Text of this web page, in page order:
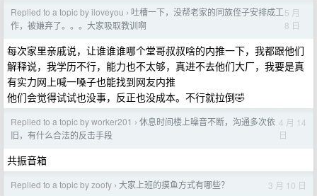
Replied to a topic by iloveyou › 吐槽一下，没帮老家的同族侄子安排成工
作，被嫌弃了。。。大家吸取教训啊
5 月
8 日
每次家里亲戚说，让谁谁谁哪个堂哥叔叔啥的内推一下，我都跟他们
解释说，我学历不行，能力也不太够，真进不去他们大厂，我要是真
有实力网上喊一嗓子也能找到网友内推
他们会觉得试试也没事，反正也没成本。不行就拉倒🤣
Replied to a topic by worker201 › 休息时间楼上噪音不断，沟通多次依
旧，有什么合法的反击手段
4 月 14
日
共振音箱
Replied to a topic by zoofy › 大家上班的摸鱼方式有哪些？ 3 月 10 日